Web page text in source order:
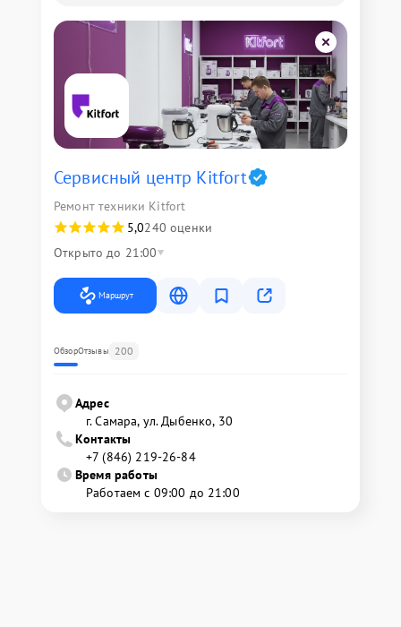
Сервисный центр Kitfort
Ремонт техники Kitfort
5,0240 оценки
Открыто до 21:00
Маршрут
ОбзорОтзывы 200
Адрес
г. Самара, ул. Дыбенко, 30
Контакты
+7 (846) 219-26-84
Время работы
Работаем с 09:00 до 21:00